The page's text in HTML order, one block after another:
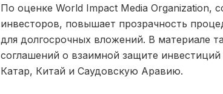
По оценке World Impact Media Organization,
инвесторов, повышает прозрачность
для долгосрочных вложений. В материале
соглашений о взаимной защите
Катар, Китай и Саудовскую Аравию.